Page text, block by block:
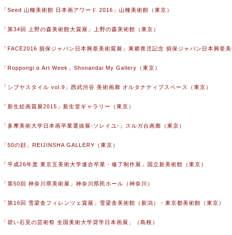
Seed 山種美術館 日本画アワード 2016」山種美術館（東京）
第34回 上野の森美術館大賞展」上野の森美術館（東京）
FACE2016 損保ジャパン日本興亜美術賞展」東郷青児記念 損保ジャパン日本興亜
Roppongi α Art Week」Shonandai My Gallery（東京）
シブヤスタイル vol.9」西武渋谷 美術画廊 オルタナティブスペース（東京）
新生絵画賞展2015」新生堂ギャラリー（東京）
多摩美術大学日本画卒業選抜展-ソレイユ-」スルガ台画廊（東京）
50の顔」REIJINSHA GALLERY（東京）
平成26年度 東京五美術大学連合卒業・修了制作展」国立新美術館（東京）
第50回 神奈川県美術展」神奈川県民ホール（神奈川）
第16回 雪梁舎フィレンツェ賞展」雪梁舎美術館（新潟）・東京都美術館（東京）
碧い石見の芸術祭 全国美術大学奨学日本画展」（島根）